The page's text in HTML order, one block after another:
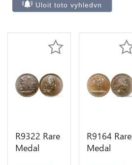
Uloit toto vyhledvn
R9322 Rare
Medal
R9164 Rare
Medal